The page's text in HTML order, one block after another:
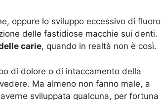
oppure lo sviluppo eccessivo di fluoro
delle fastidiose macchie sui denti.
carie, quando in realtà non è così.
di dolore o di intaccamento della
Ma almeno non fanno male, a
sviluppata qualcuna, per fortuna